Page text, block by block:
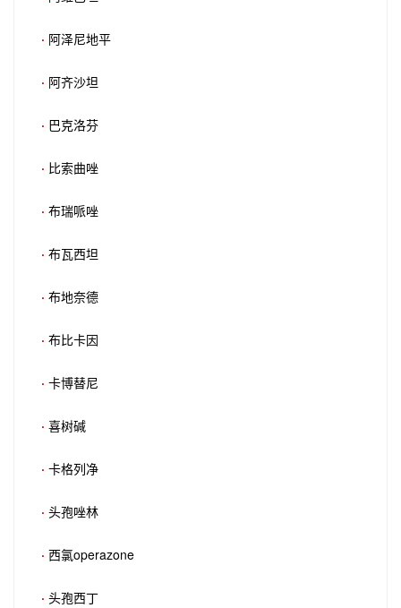
· 阿泽尼地平
· 阿齐沙坦
· 巴克洛芬
· 比索曲唑
· 布瑞哌唑
· 布瓦西坦
· 布地奈德
· 布比卡因
· 卡博替尼
· 喜树碱
· 卡格列净
· 头孢唑林
· 西氯operazone
· 头孢西丁